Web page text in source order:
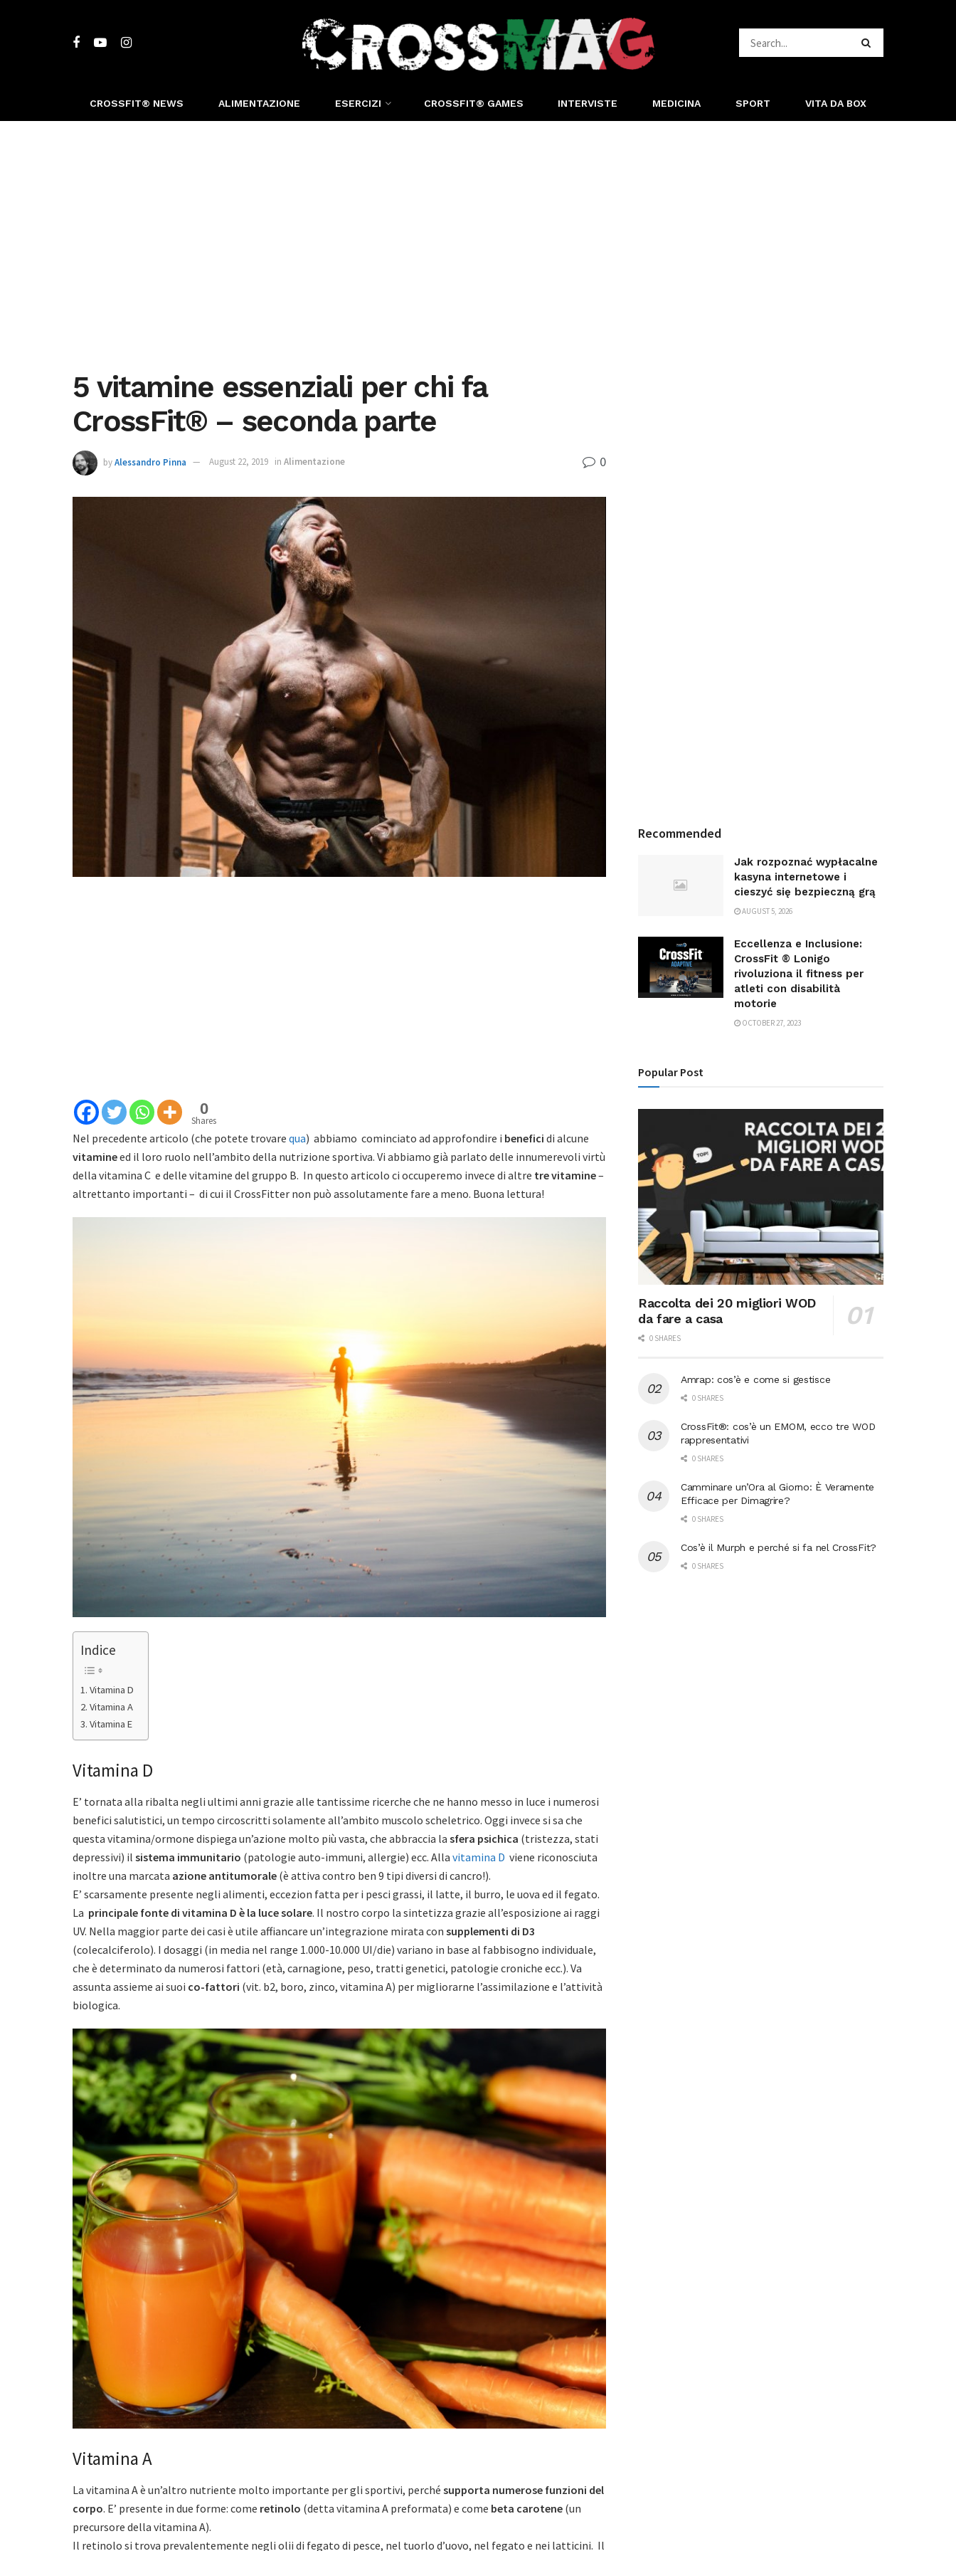
CROSSFIT® NEWS ALIMENTAZIONE ESERCIZI CROSSFIT® GAMES INTERVISTE MEDICINA SPORT VITA DA BOX
5 vitamine essenziali per chi fa
CrossFit® – seconda parte
byAlessandro Pinna August 22, 2019 in Alimentazione 0
0
Shares
Nel precedente articolo (che potete trovare qua) abbiamo cominciato ad approfondire i benefici di alcune
vitamineed il loro ruolo nell’ambito della nutrizione sportiva. Vi abbiamo già parlato delle innumerevoli virtù
della vitamina C e delle vitamine del gruppo B. In questo articolo ci occuperemo invece di altre tre vitamine–
altrettanto importanti – di cui il CrossFitter non può assolutamente fare a meno. Buona lettura!
Indice
Vitamina D
Vitamina A
Vitamina E
Vitamina D
E’ tornata alla ribalta negli ultimi anni grazie alle tantissime ricerche che ne hanno messo in luce i numerosi
benefici salutistici, un tempo circoscritti solamente all’ambito muscolo scheletrico. Oggi invece si sa che
questa vitamina/ormone dispiega un’azione molto più vasta, che abbraccia la sfera psichica (tristezza, stati
depressivi) il sistema immunitario (patologie auto-immuni, allergie) ecc. Alla vitamina D viene riconosciuta
inoltre una marcata azione antitumorale (è attiva contro ben 9 tipi diversi di cancro!).
E’ scarsamente presente negli alimenti, eccezion fatta per i pesci grassi, il latte, il burro, le uova ed il fegato.
La principale fonte di vitamina D è la luce solare. Il nostro corpo la sintetizza grazie all’esposizione ai raggi
UV. Nella maggior parte dei casi è utile affiancare un’integrazione mirata con supplementi di D3
(colecalciferolo). I dosaggi (in media nel range 1.000-10.000 UI/die) variano in base al fabbisogno individuale,
che è determinato da numerosi fattori (età, carnagione, peso, tratti genetici, patologie croniche ecc.). Va
assunta assieme ai suoi co-fattori (vit. b2, boro, zinco, vitamina A) per migliorarne l’assimilazione e l’attività
biologica.
Vitamina A
La vitamina A è un’altro nutriente molto importante per gli sportivi, perché supporta numerose funzioni del
corpo. E’ presente in due forme: come retinolo (detta vitamina A preformata) e come beta carotene (un
precursore della vitamina A).
Il retinolo si trova prevalentemente negli olii di fegato di pesce, nel tuorlo d’uovo, nel fegato e nei latticini. Il
Recommended
Jak rozpoznać wypłacalne
kasyna internetowe i
cieszyć się bezpieczną grą
AUGUST 5, 2026
Eccellenza e Inclusione:
CrossFit ® Lonigo
rivoluziona il fitness per
atleti con disabilità
motorie
OCTOBER 27, 2023
Popular Post
Raccolta dei 20 migliori WOD
da fare a casa
0 SHARES
Amrap: cos’è e come si gestisce
0 SHARES
CrossFit®: cos’è un EMOM, ecco tre WOD
rappresentativi
0 SHARES
Camminare un’Ora al Giorno: È Veramente
Efficace per Dimagrire?
0 SHARES
Cos’è il Murph e perché si fa nel CrossFit?
0 SHARES